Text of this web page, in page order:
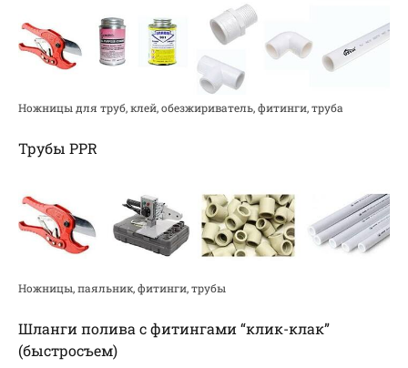
Ножницы для труб, клей, обезжириватель, фитинги, труба
Трубы PPR
Ножницы, паяльник, фитинги, трубы
Шланги полива с фитингами “клик-клак”
(быстросъем)